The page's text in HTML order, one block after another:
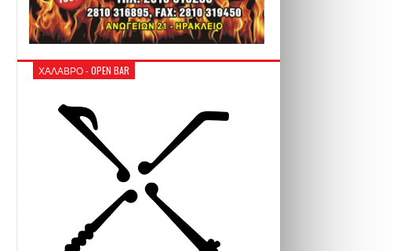
ΧΑΛΑΒΡΟ - OPEN BAR